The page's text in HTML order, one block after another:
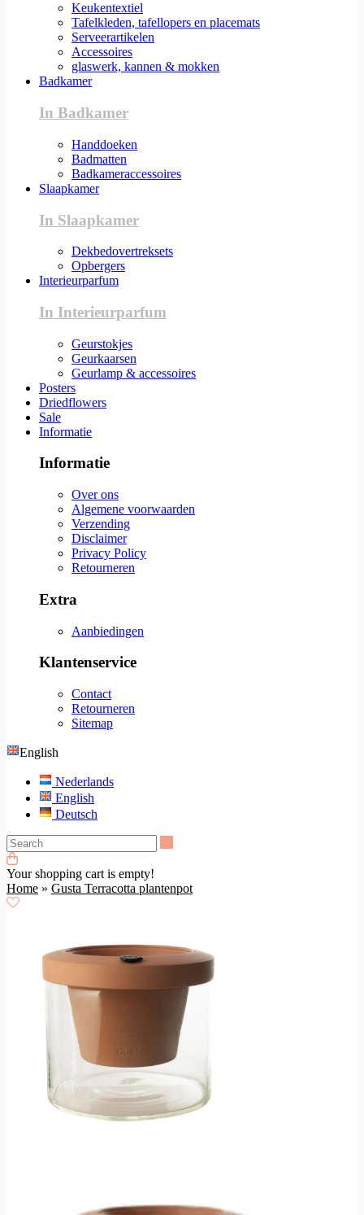
Keukentextiel
Tafelkleden, tafellopers en placemats
Serveerartikelen
Accessoires
glaswerk, kannen & mokken
Badkamer
In Badkamer
Handdoeken
Badmatten
Badkameraccessoires
Slaapkamer
In Slaapkamer
Dekbedovertreksets
Opbergers
Interieurparfum
In Interieurparfum
Geurstokjes
Geurkaarsen
Geurlamp & accessoires
Posters
Driedflowers
Sale
Informatie
Informatie
Over ons
Algemene voorwaarden
Verzending
Disclaimer
Privacy Policy
Retourneren
Extra
Aanbiedingen
Klantenservice
Contact
Retourneren
Sitemap
English
Nederlands
English
Deutsch
Your shopping cart is empty!
Home » Gusta Terracotta plantenpot